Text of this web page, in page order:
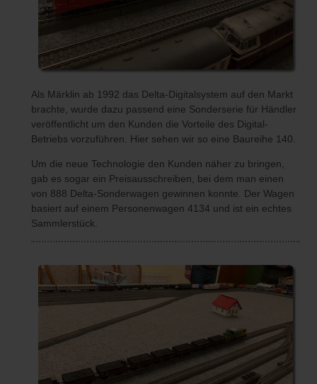
Als Märklin ab 1992 das Delta-Digitalsystem auf den Markt
brachte, wurde dazu passend eine Sonderserie für Händler
veröffentlicht um den Kunden die Vorteile des Digital-
Betriebs vorzuführen. Hier sehen wir so eine Baureihe 140.
Um die neue Technologie den Kunden näher zu bringen,
gab es sogar ein Preisausschreiben, bei dem man einen
von 888 Delta-Sonderwagen gewinnen konnte. Der Wagen
basiert auf einem Personenwagen 4134 und ist ein echtes
Sammlerstück.